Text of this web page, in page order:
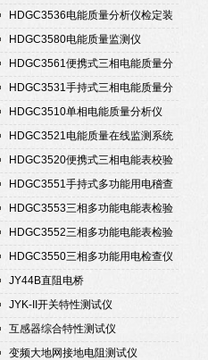
HDGC3536电能质量分析仪检定装
置
HDGC3580电能质量监测仪
HDGC3561便携式三相电能质量分
析仪
HDGC3531手持式三相电能质量分
析仪
HDGC3510单相电能质量分析仪
HDGC3521电能质量在线监测系统
HDGC3520便携式三相电能表校验
仪
HDGC3551手持式多功能用电稽查
仪
HDGC3553三相多功能电能表检验
装置
HDGC3552三相多功能电能表检验
装置
HDGC3550三相多功能用电检查仪
JY44B直阻电桥
JYK-II开关特性测试仪
互感器综合特性测试仪
变频大地网接地电阻测试仪